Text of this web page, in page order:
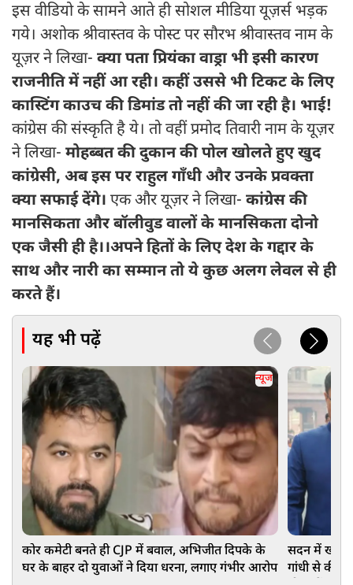
इस वीडियो के सामने आते ही सोशल मीडिया यूज़र्स भड़क
गये। अशोक श्रीवास्तव के पोस्ट पर सौरभ श्रीवास्तव नाम के
यूज़र ने लिखा- क्या पता प्रियंका वाड्रा भी इसी कारण
राजनीति में नहीं आ रही। कहीं उससे भी टिकट के लिए
कास्टिंग काउच की डिमांड तो नहीं की जा रही है। भाई!
कांग्रेस की संस्कृति है ये। तो वहीं प्रमोद तिवारी नाम के यूज़र
ने लिखा- मोहब्बत की दुकान की पोल खोलते हुए खुद
कांग्रेसी, अब इस पर राहुल गाँधी और उनके प्रवक्ता
क्या सफाई देंगे। एक और यूज़र ने लिखा- कांग्रेस की
मानसिकता और बॉलीवुड वालों के मानसिकता दोनो
एक जैसी ही है।।अपने हितों के लिए देश के गद्दार के
साथ और नारी का सम्मान तो ये कुछ अलग लेवल से ही
करते हैं।
यह भी पढ़ें
न्यूज
कोर कमेटी बनते ही CJP में बवाल, अभिजीत दिपके के
घर के बाहर दो युवाओं ने दिया धरना, लगाए गंभीर आरोप
सदन में खत्म
गांधी से की